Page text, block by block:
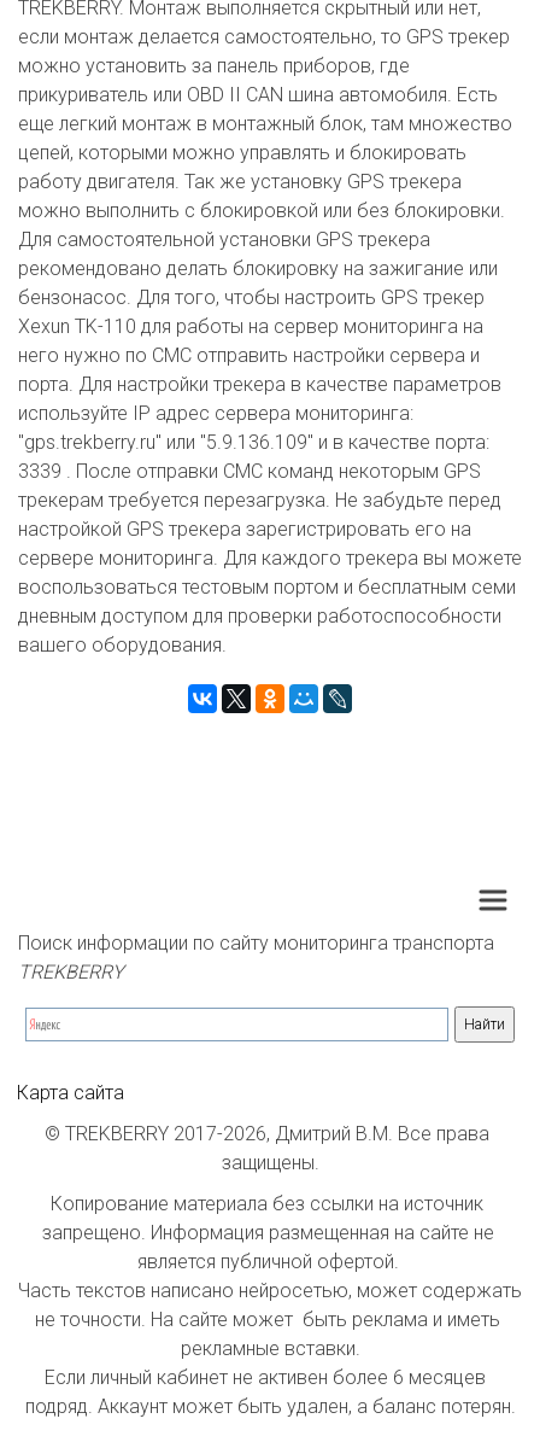
TREKBERRY. Монтаж выполняется скрытный или нет,
если монтаж делается самостоятельно, то GPS трекер
можно установить за панель приборов, где
прикуриватель или OBD II CAN шина автомобиля. Есть
еще легкий монтаж в монтажный блок, там множество
цепей, которыми можно управлять и блокировать
работу двигателя. Так же установку GPS трекера
можно выполнить с блокировкой или без блокировки.
Для самостоятельной установки GPS трекера
рекомендовано делать блокировку на зажигание или
бензонасос. Для того, чтобы настроить GPS трекер
Xexun TK-110 для работы на сервер мониторинга на
него нужно по СМС отправить настройки сервера и
порта. Для настройки трекера в качестве параметров
используйте IP адрес сервера мониторинга:
"gps.trekberry.ru" или "5.9.136.109" и в качестве порта:
3339 . После отправки СМС команд некоторым GPS
трекерам требуется перезагрузка. Не забудьте перед
настройкой GPS трекера зарегистрировать его на
сервере мониторинга. Для каждого трекера вы можете
воспользоваться тестовым портом и бесплатным семи
дневным доступом для проверки работоспособности
вашего оборудования.
Поиск информации по сайту мониторинга транспорта
TREKBERRY
Карта сайта
© TREKBERRY 2017-2026, Дмитрий В.М. Все права
защищены.
Копирование материала без ссылки на источник
запрещено. Информация размещенная на сайте не
является публичной офертой.
Часть текстов написано нейросетью, может содержать
не точности. На сайте может  быть реклама и иметь
рекламные вставки.
Если личный кабинет не активен более 6 месяцев
подряд. Аккаунт может быть удален, а баланс потерян.